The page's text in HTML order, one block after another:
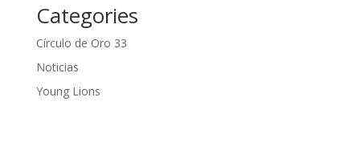
Categories
Círculo de Oro 33
Noticias
Young Lions